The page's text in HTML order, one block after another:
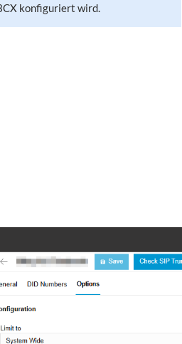
konfiguriert wird.